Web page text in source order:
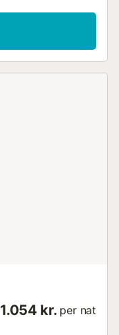
1.054 kr. per nat